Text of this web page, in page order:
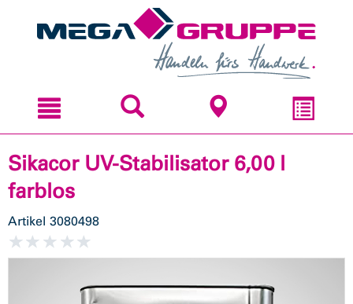
Sikacor UV-Stabilisator 6,00 l
farblos
Artikel 3080498